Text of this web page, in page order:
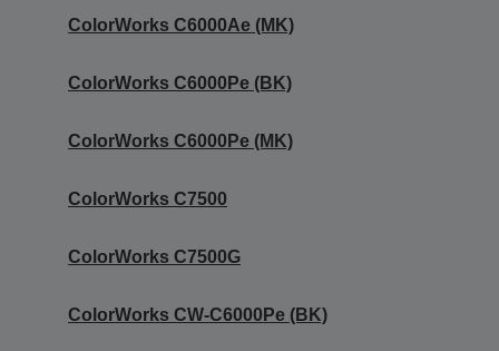
ColorWorks C6000Ae (MK)
ColorWorks C6000Pe (BK)
ColorWorks C6000Pe (MK)
ColorWorks C7500
ColorWorks C7500G
ColorWorks CW-C6000Pe (BK)